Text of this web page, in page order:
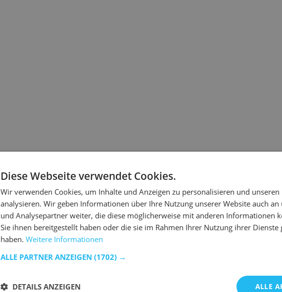
Diese Webseite verwendet Cookies.
Wir verwenden Cookies, um Inhalte und Anzeigen zu personalisieren und
analysieren. Wir geben Informationen über Ihre Nutzung unserer Website auch an
und Analysepartner weiter, die diese möglicherweise mit anderen Informationen
Sie ihnen bereitgestellt haben oder die sie im Rahmen Ihrer Nutzung ihrer Dienste
haben. Weitere Informationen
ALLE PARTNER ANZEIGEN (1702) →
ALLE
DETAILS ANZEIGEN